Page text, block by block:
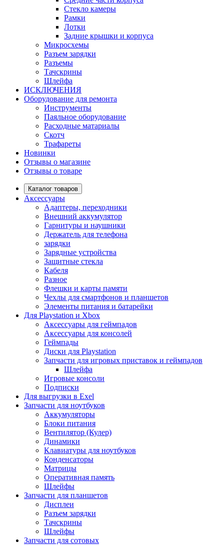
Стекло камеры
Рамки
Лотки
Задние крышки и корпуса
Микросхемы
Разъем зарядки
Разъемы
Тачскрины
Шлейфа
ИСКЛЮЧЕНИЯ
Оборудование для ремонта
Инструменты
Паяльное оборудование
Расходные матариалы
Скотч
Трафареты
Новинки
Отзывы о магазине
Отзывы о товаре
Каталог товаров
Аксессуары
Адаптеры, переходники
Внешний аккумулятор
Гарнитуры и наушники
Держатель для телефона
зарядки
Зарядные устройства
Защитные стекла
Кабеля
Разное
Флешки и карты памяти
Чехлы для смартфонов и планшетов
Элементы питания и батарейки
Для Playstation и Xbox
Аксессуары для геймпадов
Аксессуары для консолей
Геймпады
Диски для Playstation
Запчасти для игровых приставок и геймпадов
Шлейфа
Игровые консоли
Подписки
Для выгрузки в Exel
Запчасти для ноутбуков
Аккумуляторы
Блоки питания
Вентилятор (Кулер)
Динамики
Клавиатуры для ноутбуков
Конденсаторы
Матрицы
Оперативная память
Шлейфы
Запчасти для планшетов
Дисплеи
Разъем зарядки
Тачскрины
Шлейфы
Запчасти для сотовых